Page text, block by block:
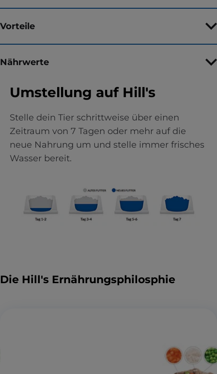
Vorteile
Nährwerte
Umstellung auf Hill's
Stelle dein Tier schrittweise über einen
Zeitraum von 7 Tagen oder mehr auf die
neue Nahrung um und stelle immer frisches
Wasser bereit.
Die Hill's Ernährungsphilosphie